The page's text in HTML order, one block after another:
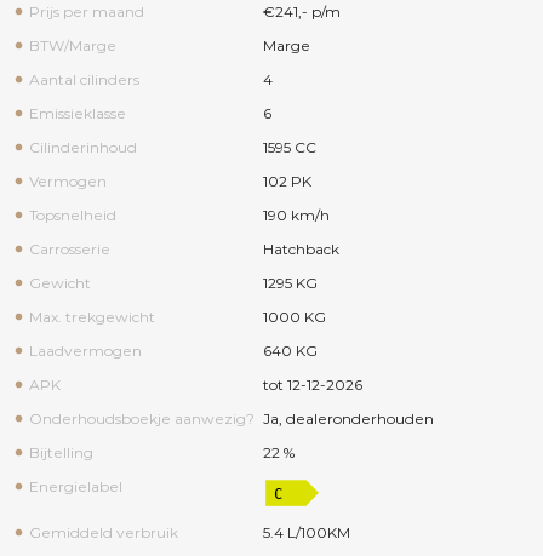
Prijs per maand
€241,- p/m
BTW/Marge
Marge
Aantal cilinders
4
Emissieklasse
6
Cilinderinhoud
1595 CC
Vermogen
102 PK
Topsnelheid
190 km/h
Carrosserie
Hatchback
Gewicht
1295 KG
Max. trekgewicht
1000 KG
Laadvermogen
640 KG
APK
tot 12-12-2026
Onderhoudsboekje aanwezig? Ja, dealeronderhouden
Bijtelling
22 %
Energielabel
Gemiddeld verbruik
5.4 L/100KM